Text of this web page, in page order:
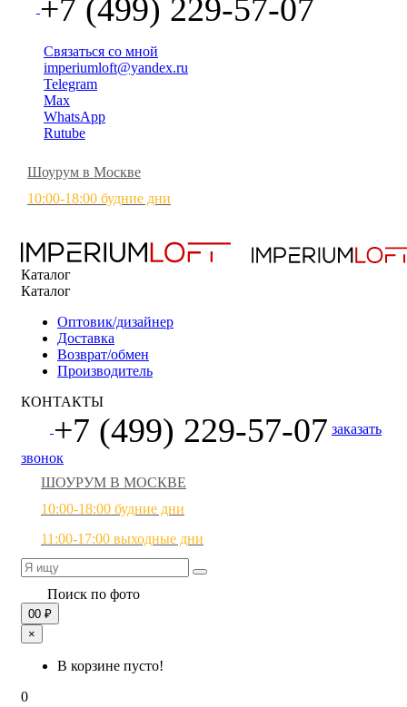
+7 (499) 229-57-07
Связаться со мной
imperiumloft@yandex.ru
Telegram
Max
WhatsApp
Rutube
Шоурум в Москве
10:00-18:00 будние дни
Каталог
Каталог
Оптовик/дизайнер
Доставка
Возврат/обмен
Производитель
КОНТАКТЫ
+7 (499) 229-57-07 заказать
звонок
ШОУРУМ В МОСКВЕ
10:00-18:00 будние дни
11:00-17:00 выходные дни
Поиск по фото
00 ₽
×
В корзине пусто!
0